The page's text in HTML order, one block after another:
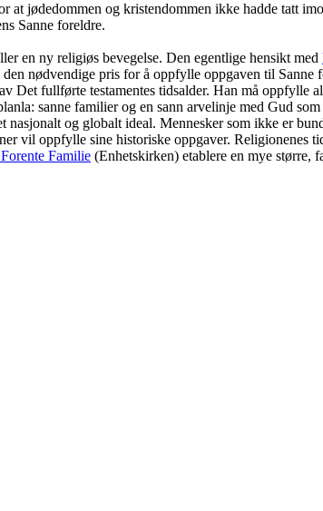
at jødedommen og kristendommen ikke hadde tatt
Sanne foreldre.
en ny religiøs bevegelse. Den egentlige hensikt med
nødvendige pris for å oppfylle oppgaven til
Det fullførte testamentes tidsalder. Han må oppfylle
sanne familier og en sann arvelinje med Gud
og globalt ideal. Mennesker som ikke er
vil oppfylle sine historiske oppgaver. Religionenes
Familie (Enhetskirken) etablere en mye større,